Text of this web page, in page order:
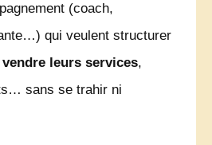
(coach,
qui veulent structurer
leurs services,
sans se trahir ni